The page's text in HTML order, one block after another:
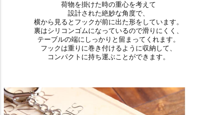
荷物を掛けた時の重心を考えて
設計された絶妙な角度で、
横から見るとフックが前に出た形をしています。
裏はシリコンゴムになっているので滑りにくく、
テーブルの端にしっかりと留まってくれます。
フックは重りに巻き付けるように収納して、
コンパクトに持ち運ぶことができます。